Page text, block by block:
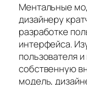
Ментальные
дизайнеру
разработке
интерфейса.
пользователя
собственную
модель,